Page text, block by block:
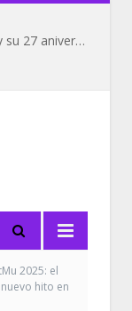
Barack y Michelle Obama celebran hoy su 27 aniversario de bodas
2025: el
hito en